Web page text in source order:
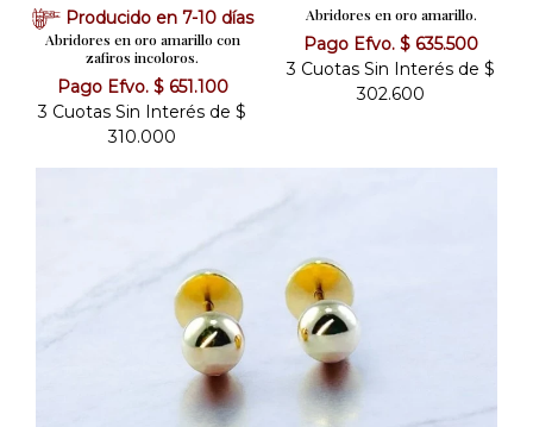
Producido en 7-10 días
Abridores en oro amarillo con
zafiros incoloros.
Pago Efvo. $ 651.100
3 Cuotas Sin Interés de $
310.000
Abridores en oro amarillo.
Pago Efvo. $ 635.500
3 Cuotas Sin Interés de $
302.600